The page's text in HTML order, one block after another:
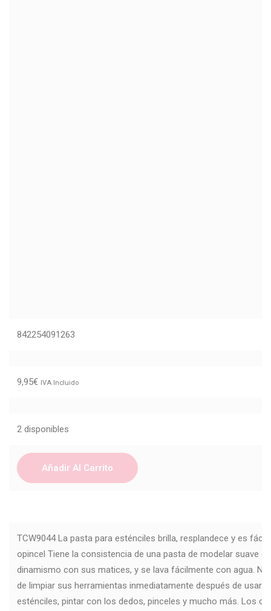
842254091263
9,95€ IVA Incluido
2 disponibles
Añadir Al Carrito
TCW9044 La pasta para esténciles brilla, resplandece y es
opincel Tiene la consistencia de una pasta de modelar suave
dinamismo con sus matices, y se lava fácilmente con agua.
de limpiar sus herramientas inmediatamente después de
esténciles, pintar con los dedos, pinceles y mucho más. Los